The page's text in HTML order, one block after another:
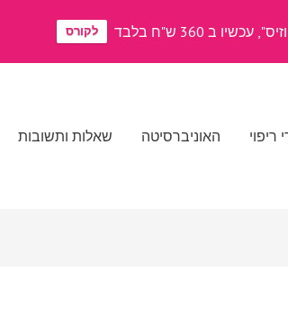
ב 360 ש"ח בלבד לקורס
ריפוי האוניברסיטה שאלות ותשובות